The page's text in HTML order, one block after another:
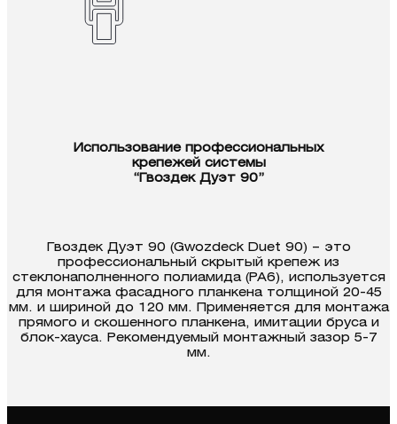
Использование профессиональных
крепежей системы
“Гвоздек Дуэт 90”
Гвоздек Дуэт 90 (Gwozdeck Duet 90) – это
профессиональный скрытый крепеж из
стеклонаполненного полиамида (PA6), используется
для монтажа фасадного планкена толщиной 20-45
мм. и шириной до 120 мм. Применяется для монтажа
прямого и скошенного планкена, имитации бруса и
блок-хауса. Рекомендуемый монтажный зазор 5-7
мм.